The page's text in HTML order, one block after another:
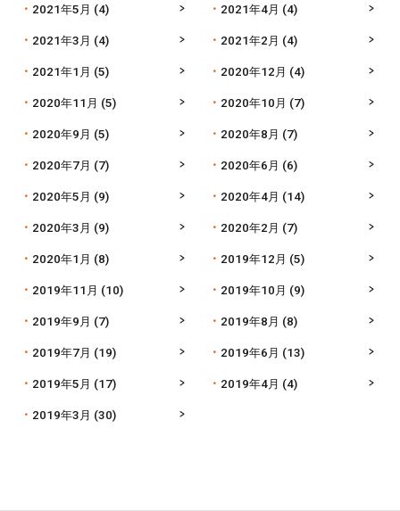
2021年5月 (4) 2021年4月 (4)
2021年3月 (4) 2021年2月 (4)
2021年1月 (5) 2020年12月 (4)
2020年11月 (5) 2020年10月 (7)
2020年9月 (5) 2020年8月 (7)
2020年7月 (7) 2020年6月 (6)
2020年5月 (9) 2020年4月 (14)
2020年3月 (9) 2020年2月 (7)
2020年1月 (8) 2019年12月 (5)
2019年11月 (10) 2019年10月 (9)
2019年9月 (7) 2019年8月 (8)
2019年7月 (19) 2019年6月 (13)
2019年5月 (17) 2019年4月 (4)
2019年3月 (30)